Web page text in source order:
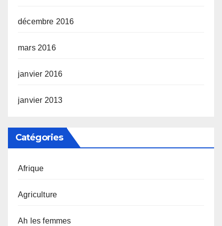
décembre 2016
mars 2016
janvier 2016
janvier 2013
Catégories
Afrique
Agriculture
Ah les femmes